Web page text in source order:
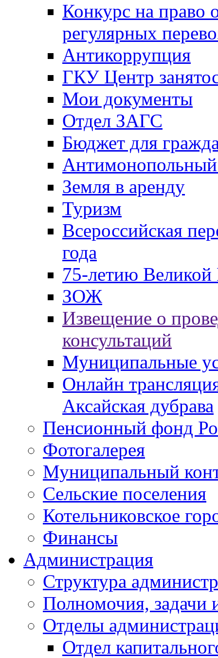
Конкурс на право
регулярных
Антикоррупция
ГКУ Центр
Мои документы
Отдел ЗАГС
Бюджет для
Антимонопольный
Земля в аренду
Туризм
Всероссийская
года
75-летию
ЗОЖ
Извещение о
консультаций
Муниципальные
Онлайн
Аксайская дубрава
Пенсионный фонд
Фотогалерея
Муниципальный
Сельские поселения
Котельниковское
Финансы
Администрация
Структура
Полномочия, задачи
Отделы
Отдел